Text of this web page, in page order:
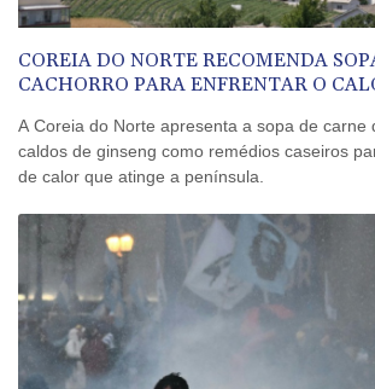
COREIA DO NORTE RECOMENDA
CACHORRO PARA ENFRENTAR O
A Coreia do Norte apresenta a sopa de carne
caldos de ginseng como remédios caseiros
de calor que atinge a península.